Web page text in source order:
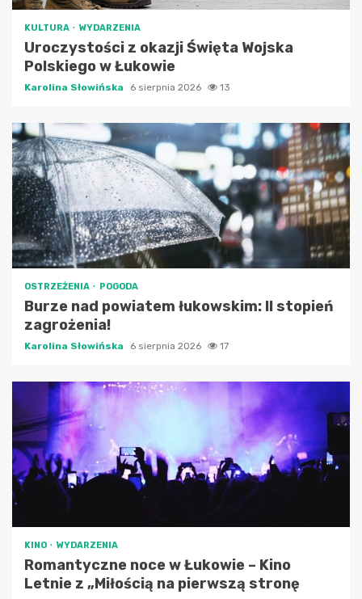
KULTURA WYDARZENIA
Uroczystości z okazji Święta Wojska
Polskiego w Łukowie
Karolina Słowińska 6 sierpnia 2026 13
OSTRZEŻENIA POGODA
Burze nad powiatem łukowskim: II stopień
zagrożenia!
Karolina Słowińska 6 sierpnia 2026 17
KINO WYDARZENIA
Romantyczne noce w Łukowie – Kino
Letnie z „Miłością na pierwszą stronę